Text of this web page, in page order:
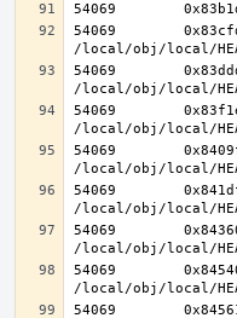
54069
54069
54069
54069
54069
54069
54069
54069